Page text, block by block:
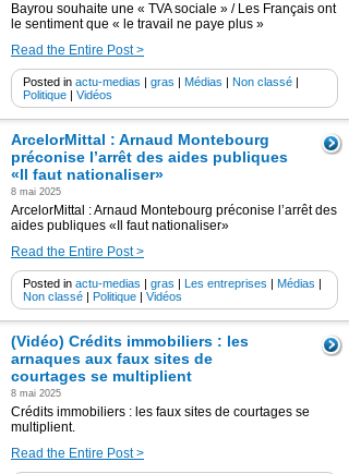
Bayrou souhaite une « TVA sociale » / Les Français ont
le sentiment que « le travail ne paye plus »
Read the Entire Post >
Posted in actu-medias | gras | Médias | Non classé |
Politique | Vidéos
ArcelorMittal : Arnaud Montebourg
préconise l’arrêt des aides publiques
«Il faut nationaliser»
8 mai 2025
ArcelorMittal : Arnaud Montebourg préconise l’arrêt des
aides publiques «Il faut nationaliser»
Read the Entire Post >
Posted in actu-medias | gras | Les entreprises | Médias |
Non classé | Politique | Vidéos
(Vidéo) Crédits immobiliers : les
arnaques aux faux sites de
courtages se multiplient
8 mai 2025
Crédits immobiliers : les faux sites de courtages se
multiplient.
Read the Entire Post >